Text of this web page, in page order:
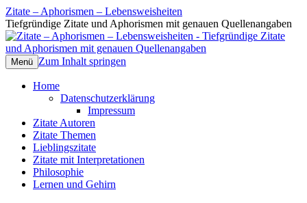
Zitate – Aphorismen – Lebensweisheiten
Tiefgründige Zitate und Aphorismen mit genauen Quellenangaben
Menü Zum Inhalt springen
Home
Datenschutzerklärung
Impressum
Zitate Autoren
Zitate Themen
Lieblingszitate
Zitate mit Interpretationen
Philosophie
Lernen und Gehirn